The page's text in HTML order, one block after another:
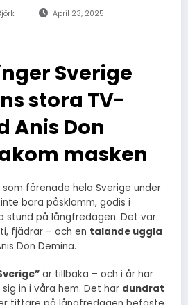
April 23, 2025
Sverige
stora TV-
Anis Don
masken
förenade hela Sverige under
bara påsklamm, godis i
stund på långfredagen. Det var
fjädrar – och en talande uggla
Don Demina.
är tillbaka – och i år har
in i våra hem. Det har dundrat